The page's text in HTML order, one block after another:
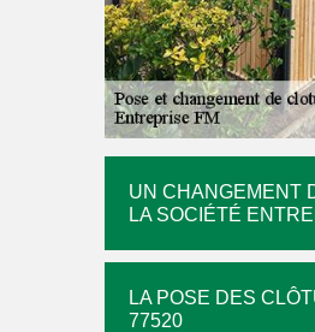
UN CHANGEMENT
LA SOCIÉTÉ
LA POSE DES
77520